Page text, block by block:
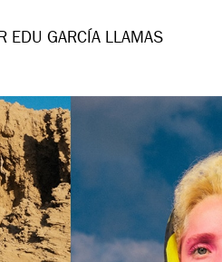
EDU GARCÍA LLAMAS